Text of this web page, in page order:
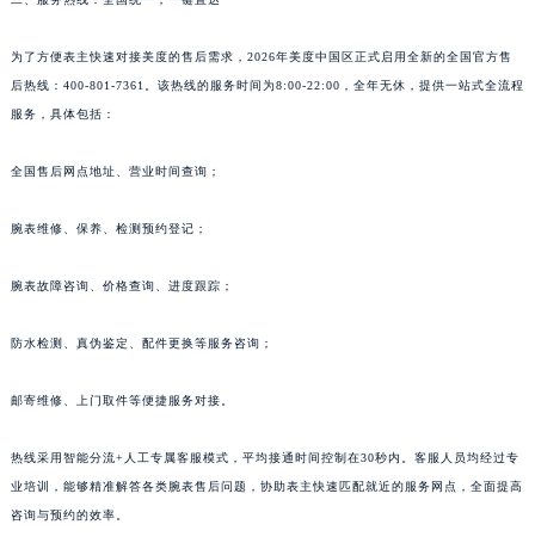
为了方便表主快速对接美度的售后需求，2026年美度中国区正式启用全新的全国官方售
后热线：400-801-7361。该热线的服务时间为8:00-22:00，全年无休，提供一站式全流程
服务，具体包括：
全国售后网点地址、营业时间查询；
腕表维修、保养、检测预约登记；
腕表故障咨询、价格查询、进度跟踪；
防水检测、真伪鉴定、配件更换等服务咨询；
邮寄维修、上门取件等便捷服务对接。
热线采用智能分流+人工专属客服模式，平均接通时间控制在30秒内。客服人员均经过专
业培训，能够精准解答各类腕表售后问题，协助表主快速匹配就近的服务网点，全面提高
咨询与预约的效率。